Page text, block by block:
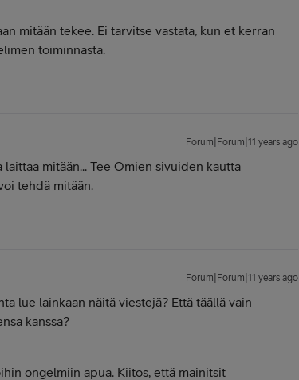
mitään tekee. Ei tarvitse vastata, kun et kerran
toiminnasta.
Forum|Forum|11 years ago
mitään... Tee Omien sivuiden kautta
tehdä mitään.
Forum|Forum|11 years ago
lue lainkaan näitä viestejä? Että täällä vain
kanssa?
ongelmiin apua. Kiitos, että mainitsit